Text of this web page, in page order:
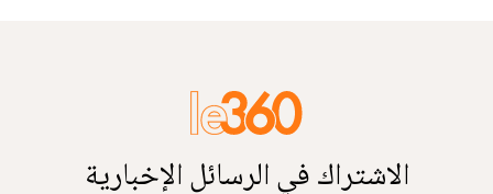
الاشتراك في الرسائل الإخبارية